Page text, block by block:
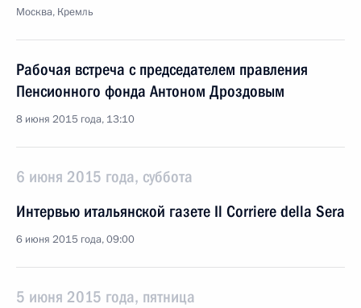
Москва, Кремль
Рабочая встреча с председателем правления
Пенсионного фонда Антоном Дроздовым
8 июня 2015 года, 13:10
6 июня 2015 года, суббота
Интервью итальянской газете Il Corriere della Sera
6 июня 2015 года, 09:00
5 июня 2015 года, пятница